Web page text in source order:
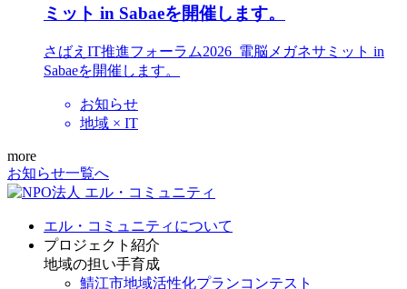
ミット in Sabaeを開催します。
さばえIT推進フォーラム2026_電脳メガネサミット in
Sabaeを開催します。
お知らせ
地域 × IT
more
お知らせ一覧へ
エル・コミュニティについて
プロジェクト紹介
地域の担い手育成
鯖江市地域活性化プランコンテスト